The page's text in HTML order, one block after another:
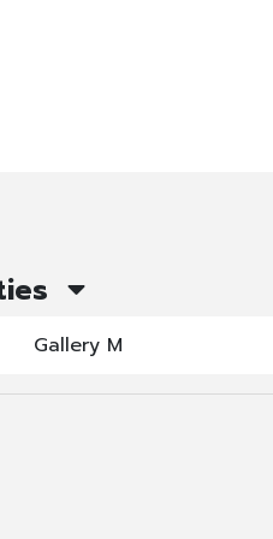
Gallery M